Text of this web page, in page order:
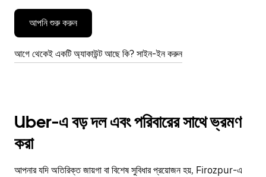
আপনি শুরু করুন
আগে থেকেই একটি অ্যাকাউন্ট আছে কি? সাইন-ইন করুন
Uber-এ বড় দল এবং পরিবারের সাথে ভ্রমণ
করা
আপনার যদি অতিরিক্ত জায়গা বা বিশেষ সুবিধার প্রয়োজন হয়, Firozpur-এ